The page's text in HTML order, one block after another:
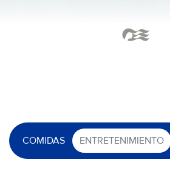
COMIDAS ENTRETENIMIENTO